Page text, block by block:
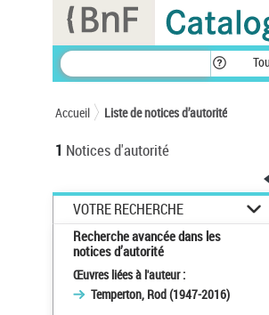
Accueil Liste de notices d’autorité
1 Notices d'autorité
VOTRE RECHERCHE
Recherche avancée dans les
notices d’autorité
Œuvres liées à l'auteur :
Temperton, Rod (1947-2016)
Panneau de gestion des cookies